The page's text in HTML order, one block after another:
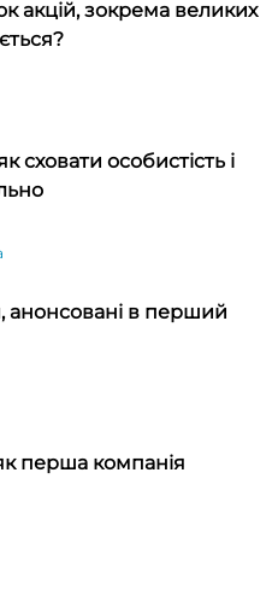
акцій, зокрема великих
сховати особистість і
анонсовані в перший
перша компанія